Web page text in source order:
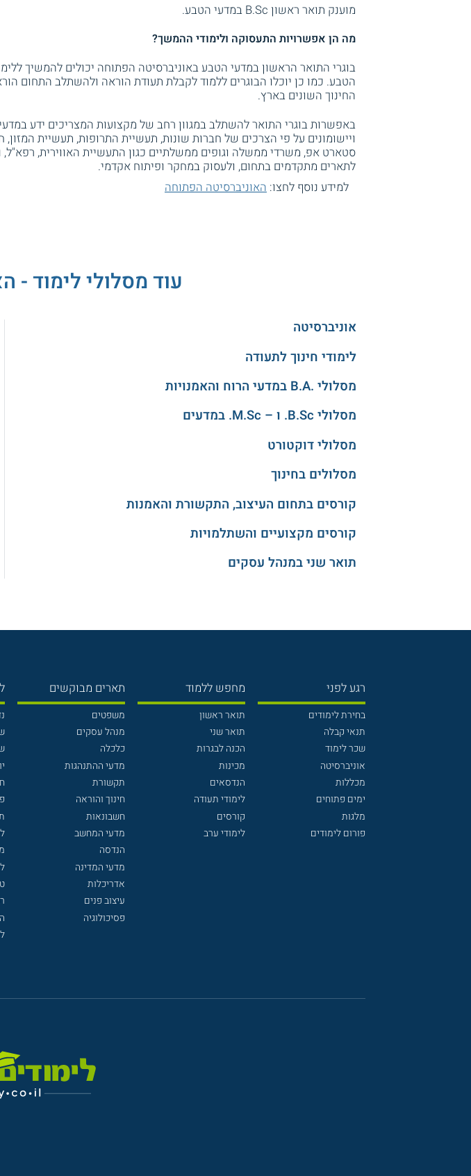
מוענק תואר ראשון B.Sc במדעי הטבע.
מה הן אפשרויות התעסוקה ולימודי ההמשך?
בוגרי התואר הראשון במדעי הטבע באוניברסיטה הפתוחה יכולים להמשיך
הטבע. כמו כן יוכלו הבוגרים ללמוד לקבלת תעודת הוראה ולהשתלב התחום
החינוך השונים בארץ.
באפשרות בוגרי התואר להשתלב במגוון רחב של מקצועות המצריכים ידע
ויישומונים על פי הצרכים של חברות שונות, תעשיית התרופות, תעשיית המזון,
סטארט אפ, משרדי ממשלה וגופים ממשלתיים כגון התעשיית האווירית, רפא"ל,
לתארים מתקדמים בתחום, ולעסוק במחקר ופיתוח אקדמי.
למידע נוסף לחצו: האוניברסיטה הפתוחה
עוד מסלולי לימוד -
אוניברסיטה
לימודי חינוך לתעודה
מסלולי .B.A במדעי הרוח והאמנויות
מסלולי B.Sc. ו – M.Sc. במדעים
מסלולי דוקטורט
מסלולים בחינוך
קורסים בתחום העיצוב, התקשורת והאמנות
קורסים מקצועיים והשתלמויות
תואר שני במנהל עסקים
רגע לפני
בחירת לימודים
תנאי קבלה
שכר לימוד
אוניברסיטה
מכללות
ימים פתוחים
מלגות
פורום לימודים
מחפש ללמוד
תואר ראשון
תואר שני
הכנה לבגרות
מכינות
הנדסאים
לימודי תעודה
קורסים
לימודי ערב
תארים מבוקשים
משפטים
מנהל עסקים
כלכלה
מדעי ההתנהגות
תקשורת
חינוך והוראה
חשבונאות
מדעי המחשב
הנדסה
מדעי המדינה
אדריכלות
עיצוב פנים
פסיכולוגיה